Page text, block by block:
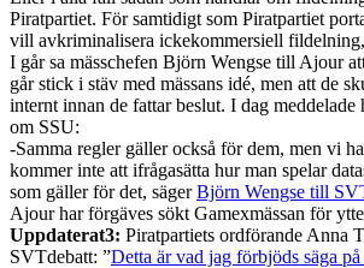
Piratpartiet. För samtidigt som Piratpartiet
vill avkriminalisera ickekommersiell
I går sa mässchefen Björn Wengse till Ajour
går stick i stäv med mässans idé, men att de
internt innan de fattar beslut. I dag meddelade
om SSU:
-Samma regler gäller också för dem, men vi
kommer inte att ifrågasätta hur man spelar
som gäller för det, sägerBjörn Wengse till
Ajour har förgäves sökt Gamexmässan för
Uppdaterat3: Piratpartiets ordförande Anna
SVTdebatt: ”Detta är vad jag förbjöds säga på